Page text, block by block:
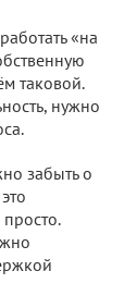
«на
таковой.
нужно
забыть о